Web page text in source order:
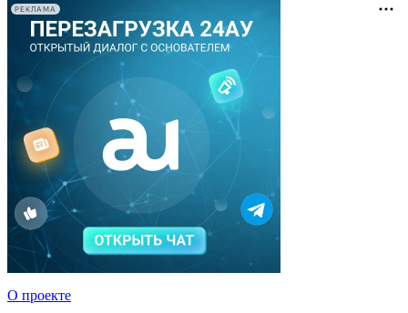
РЕКЛАМА
О проекте